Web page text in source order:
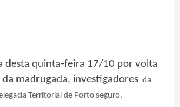
desta quinta-feira 17/10 por volta
madrugada, investigadores da
Territorial de Porto seguro,